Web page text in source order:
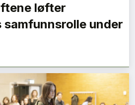
løfter
under